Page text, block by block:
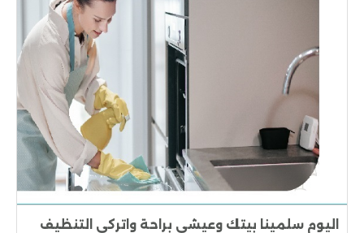
اليوم سلمينا بيتك وعيشي براحة واتركي التنظيف